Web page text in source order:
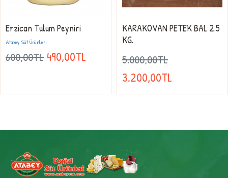
Atabey Süt Ürünleri
Erzican Tulum Peyniri
600,00TL 490,00TL
KARAKOVAN PETEK BAL 2.5
KG.
5.000,00TL
3.200,00TL